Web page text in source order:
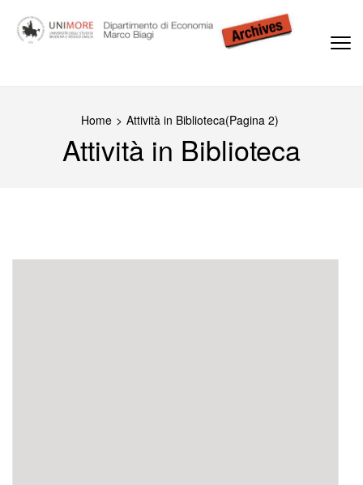
contenuto
Home > Attività in Biblioteca(Pagina 2)
Attività in Biblioteca